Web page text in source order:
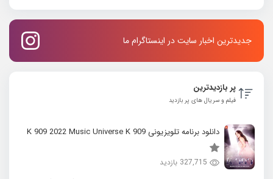
جدیدترین اخبار سایت در اینستاگرام ما
پر بازدیدترین
فیلم و سریال های پر بازدید
دانلود برنامه تلویزیونی K 909 2022 Music Universe K 909
327,715 بازدید